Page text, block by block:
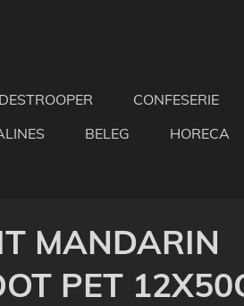
CONFESERIE
BELEG
HORECA
MANDARIN
PET